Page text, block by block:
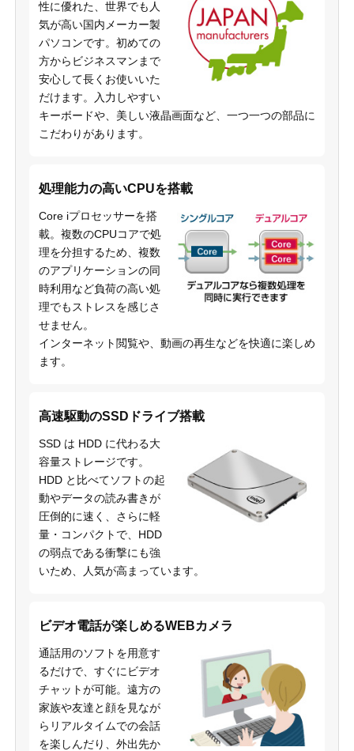
性に優れた、世界でも人
気が高い国内メーカー製
パソコンです。初めての
方からビジネスマンまで
安心して長くお使いいた
だけます。入力しやすい
キーボードや、美しい液晶画面など、一つ一つの部品に
こだわりがあります。
処理能力の高いCPUを搭載
Core iプロセッサーを搭
載。複数のCPUコアで処
理を分担するため、複数
のアプリケーションの同
時利用など負荷の高い処
理でもストレスを感じさ
せません。
インターネット閲覧や、動画の再生などを快適に楽しめ
ます。
高速駆動のSSDドライブ搭載
SSD は HDD に代わる大
容量ストレージです。
HDD と比べてソフトの起
動やデータの読み書きが
圧倒的に速く、さらに軽
量・コンパクトで、HDD
の弱点である衝撃にも強
いため、人気が高まっています。
ビデオ電話が楽しめるWEBカメラ
通話用のソフトを用意す
るだけで、すぐにビデオ
チャットが可能。遠方の
家族や友達と顔を見なが
らリアルタイムでの会話
を楽しんだり、外出先か